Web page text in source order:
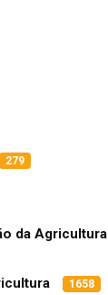
279
da Agricultura
1658